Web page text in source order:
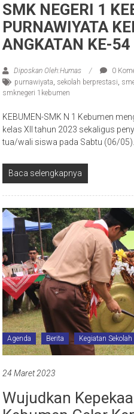
SMK NEGERI 1
PURNAWIYATA
ANGKATAN KE-54
Diposkan Oleh:Humas
0
purnawiyata, sekolah berprestasi,
smknegeri 1kebumen
KEBUMEN-SMK N 1 Kebumen
kelas XII tahun 2023 sekaligus
tua/wali siswa pada Sabtu (06/
Baca selengkapnya
Agenda Berita Kegiatan Sekolah
24 Maret 2023
Wujudkan